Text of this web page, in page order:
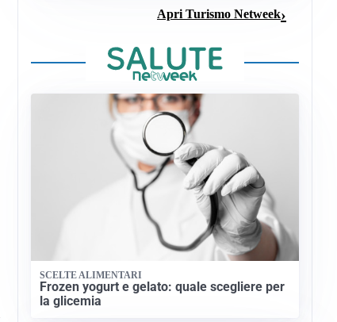
Apri Turismo Netweek
SCELTE ALIMENTARI
Frozen yogurt e gelato: quale scegliere per
la glicemia